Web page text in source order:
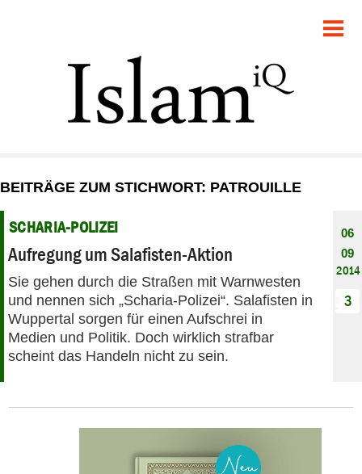
GESELLSCHAFT
STARTSEITE
DEBATTE
PANORAMA
BEITRÄGE ZUM STICHWORT: PATROUILLE
SCHARIA-POLIZEI
Aufregung um Salafisten-Aktion
Sie gehen durch die Straßen mit Warnwesten
und nennen sich „Scharia-Polizei“. Salafisten in
Wuppertal sorgen für einen Aufschrei in
Medien und Politik. Doch wirklich strafbar
scheint das Handeln nicht zu sein.
06
09
2014
3